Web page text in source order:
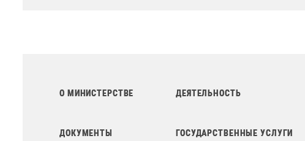
О МИНИСТЕРСТВЕ ДЕЯТЕЛЬНОСТЬ
ДОКУМЕНТЫ ГОСУДАРСТВЕННЫЕ УСЛУГИ